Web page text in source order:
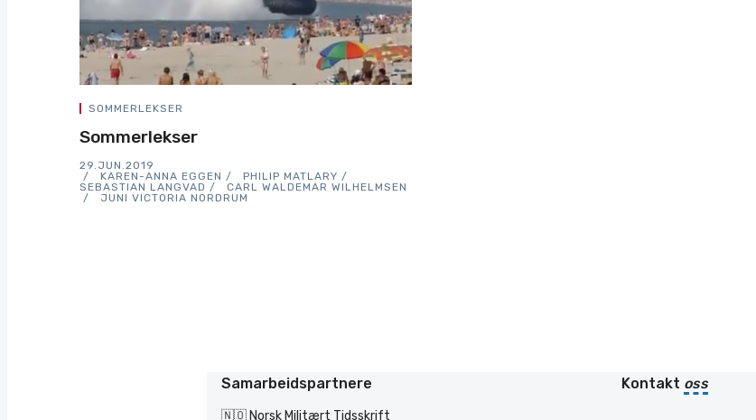
SOMMERLEKSER
Sommerlekser
29.JUN.2019
KAREN-ANNA EGGEN
PHILIP MATLARY
SEBASTIAN LANGVAD
CARL WALDEMAR WILHELMSEN
JUNI VICTORIA NORDRUM
Samarbeidspartnere
🇳🇴 Norsk Militært Tidsskrift
Kontakt oss